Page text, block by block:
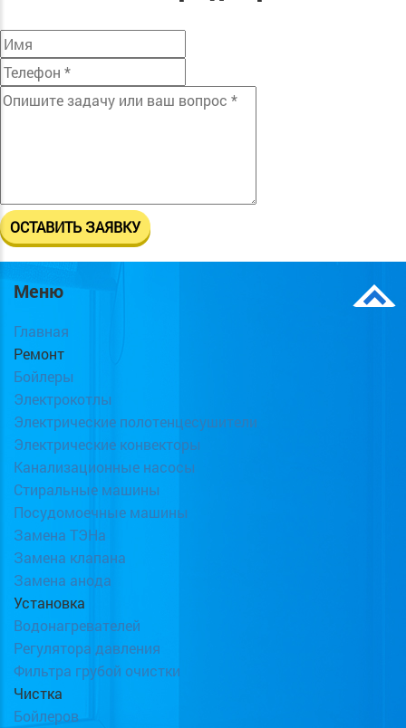
Меню
Главная
Ремонт
Бойлеры
Электрокотлы
Электрические полотенцесушители
Электрические конвекторы
Канализационные насосы
Стиральные машины
Посудомоечные машины
Замена ТЭНа
Замена клапана
Замена анода
Установка
Водонагревателей
Регулятора давления
Фильтра грубой очистки
Чистка
Бойлеров